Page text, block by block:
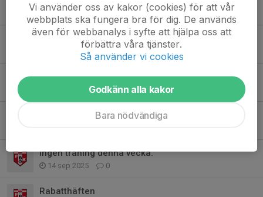
25 mar, 06:49 0
Info inför säsong 2026
24 feb, 17:53 0
Anmälan för säsong 2026
28 jan, 20:29 0
Tack för denna säsong.
Ingen träning denna vecka.
14 sep 2025 0
Rabatthäften
Vi använder oss av kakor (cookies) för att vår
webbplats ska fungera bra för dig. De används
även för webbanalys i syfte att hjälpa oss att
förbättra våra tjänster.
Så använder vi cookies
Godkänn alla kakor
Bara nödvändiga